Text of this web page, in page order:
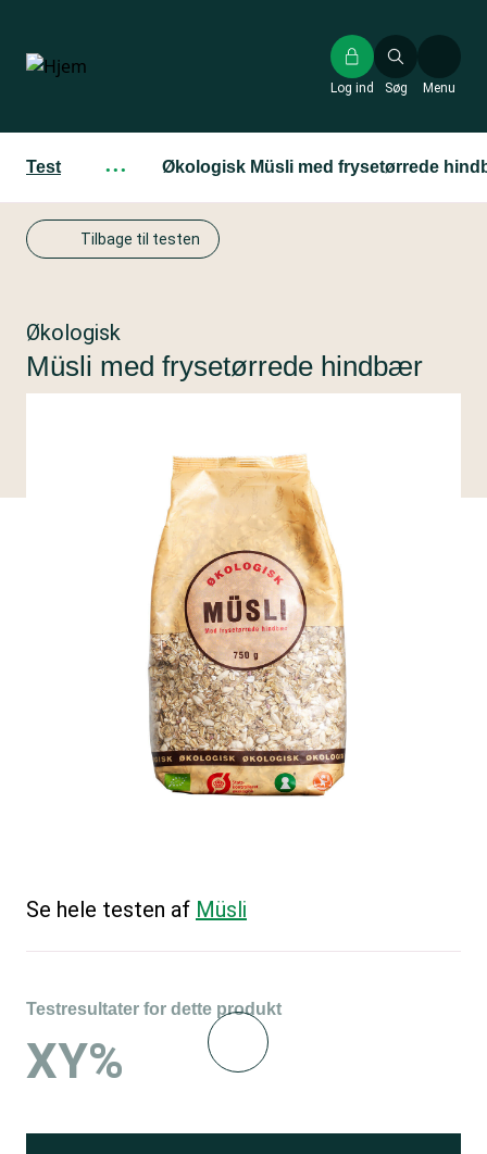
hovedindhold
Søg
Log ind Menu
Test ··· Økologisk Müsli med frysetørrede
Tilbage til testen
Økologisk
Müsli med frysetørrede hindbær
Se hele testen af Müsli
Testresultater for dette produkt
XY%